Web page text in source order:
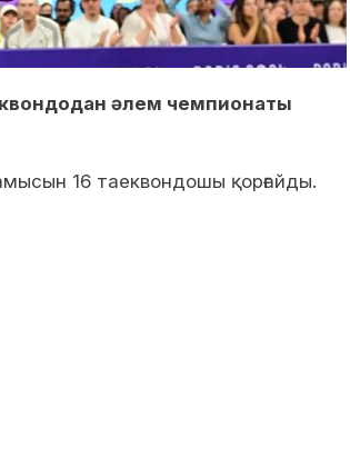
әлем чемпионаты
16 таеквондошы қорғайды.